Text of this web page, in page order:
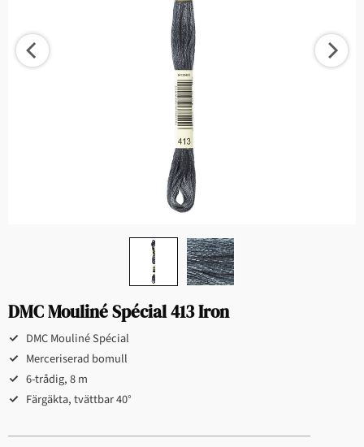
DMC Mouliné Spécial 413 Iron
DMC Mouliné Spécial
Merceriserad bomull
6-trådig, 8 m
Färgäkta, tvättbar 40°